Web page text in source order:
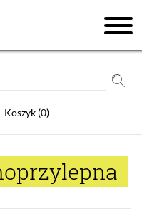
Koszyk (0)